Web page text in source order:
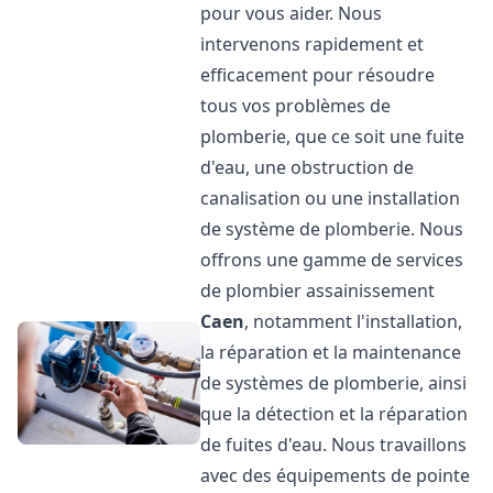
pour vous aider. Nous
intervenons rapidement et
efficacement pour résoudre
tous vos problèmes de
plomberie, que ce soit une fuite
d'eau, une obstruction de
canalisation ou une installation
de système de plomberie. Nous
offrons une gamme de services
de plombier assainissement
Caen, notamment l'installation,
la réparation et la maintenance
de systèmes de plomberie, ainsi
que la détection et la réparation
de fuites d'eau. Nous travaillons
avec des équipements de pointe